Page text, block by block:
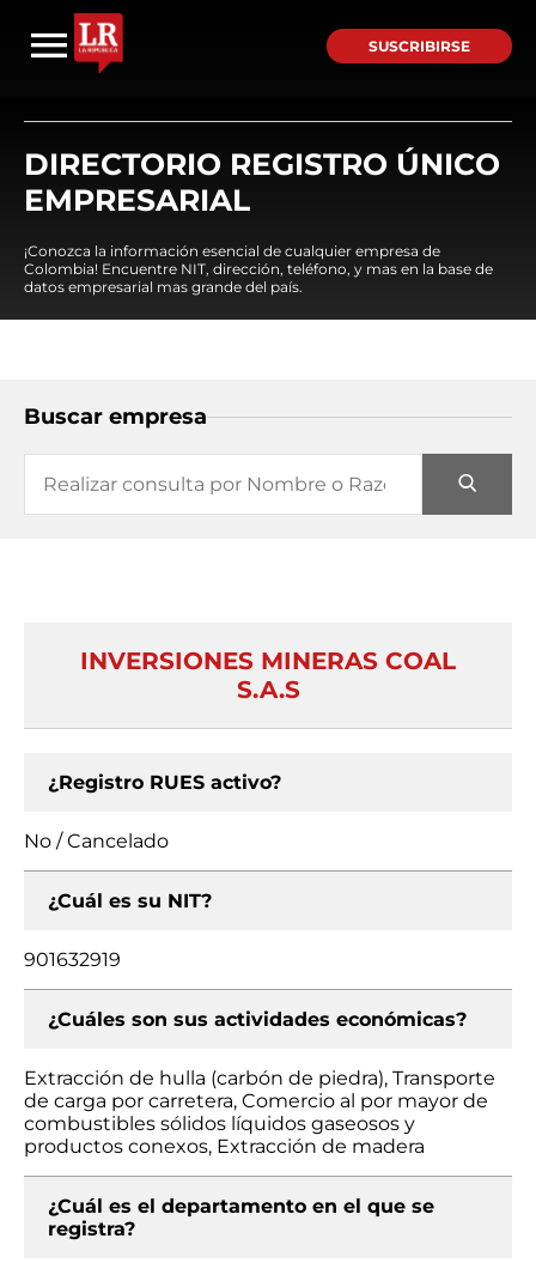
SUSCRIBIRSE
DIRECTORIO REGISTRO ÚNICO
EMPRESARIAL
¡Conozca la información esencial de cualquier empresa de
Colombia! Encuentre NIT, dirección, teléfono, y mas en la base de
datos empresarial mas grande del país.
Buscar empresa
INVERSIONES MINERAS COAL
S.A.S
¿Registro RUES activo?
No / Cancelado
¿Cuál es su NIT?
901632919
¿Cuáles son sus actividades económicas?
Extracción de hulla (carbón de piedra), Transporte
de carga por carretera, Comercio al por mayor de
combustibles sólidos líquidos gaseosos y
productos conexos, Extracción de madera
¿Cuál es el departamento en el que se
registra?